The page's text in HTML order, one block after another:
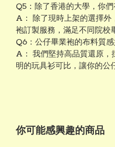
Q5：除了香港的大學，你
A： 除了現時上架的選擇外
袍訂製服務，滿足不同院校
Q6：公仔畢業袍的布料質
A： 我們堅持高品質還原，
明的玩具衫可比，讓你的公
你可能感興趣的商品